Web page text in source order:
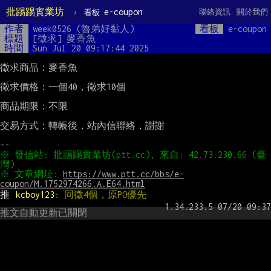
批踢踢實業坊 › 看板 e-coupon 關於我們
聯絡資訊
作者 week0526 (魯弟好黏人) 看板
e-coupon
標題
[徵求] 麥香魚
時間
Sun Jul 20 09:17:44 2025
徵求商品：麥香魚
徵求價格：一個40，徵求10個
商品期限：不限
交易方式：轉帳後，站內信聯絡，謝謝
※ 發信站: 批踢踢實業坊(ptt.cc), 來自: 42.73.230.66 (臺
※ 文章網址: https://www.ptt.cc/bbs/e-
coupon/M.1752974266.A.E64.html
推
kcboy123 : 同徵4個，原PO優先
推文自動更新已關閉